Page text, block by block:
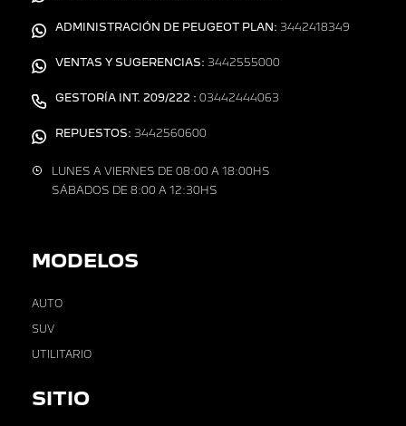
ADMINISTRACIÓN DE PEUGEOT PLAN: 3442418349
VENTAS Y SUGERENCIAS: 3442555000
GESTORÍA INT. 209/222 : 03442444063
REPUESTOS: 3442560600
LUNES A VIERNES DE 08:00 A 18:00HS
SÁBADOS DE 8:00 A 12:30HS
MODELOS
AUTO
SUV
UTILITARIO
SITIO